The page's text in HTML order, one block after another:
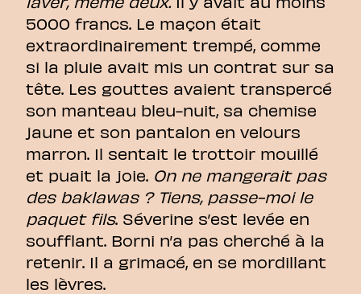
5000 francs. Le maçon était
extraordinairement trempé, comme
si la pluie avait mis un contrat sur sa
tête. Les gouttes avaient transpercé
son manteau bleu-nuit, sa chemise
jaune et son pantalon en velours
marron. Il sentait le trottoir mouillé
et puait la joie. On ne mangerait pas
des baklawas ? Tiens, passe-moi le
paquet fils. Séverine s’est levée en
soufflant. Borni n’a pas cherché à la
retenir. Il a grimacé, en se mordillant
les lèvres.